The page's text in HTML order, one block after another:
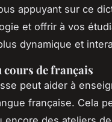
appuyant sur ce
et offrir à vos
dynamique et
de français
peut aider à
française. Cela